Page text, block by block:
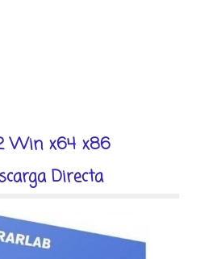
Win x64 x86
Directa